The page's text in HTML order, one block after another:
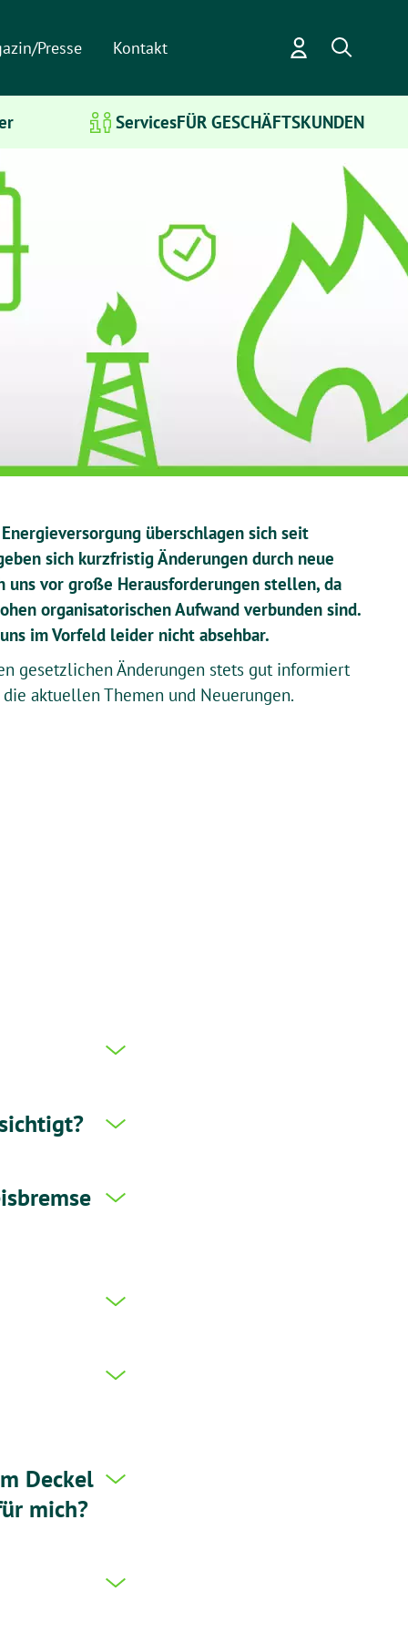
Presse Kontakt
ServicesFÜR GESCHÄFTSKUNDEN
überschlagen sich seit
sich kurzfristig Änderungen durch neue
uns vor große Herausforderungen stellen, da
organisatorischen Aufwand verbunden sind.
im Vorfeld leider nicht absehbar.
gesetzlichen Änderungen stets gut informiert
aktuellen Themen und Neuerungen.
Deckel
mich?